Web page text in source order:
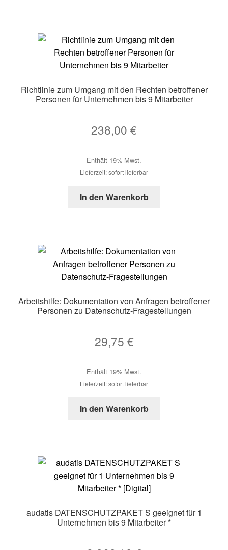
Richtlinie zum Umgang mit den Rechten betroffener
Personen für Unternehmen bis 9 Mitarbeiter
238,00 €
Enthält 19% Mwst.
Lieferzeit: sofort lieferbar
In den Warenkorb
Arbeitshilfe: Dokumentation von Anfragen betroffener
Personen zu Datenschutz-Fragestellungen
29,75 €
Enthält 19% Mwst.
Lieferzeit: sofort lieferbar
In den Warenkorb
audatis DATENSCHUTZPAKET S geeignet für 1
Unternehmen bis 9 Mitarbeiter *